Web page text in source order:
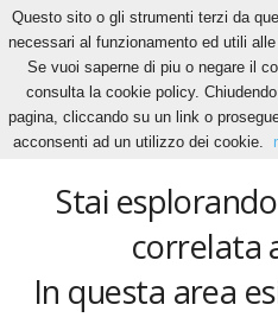
Home Tags Mr lee
Mr lee
Stai
correlata
In questa area
Questo sito o gli strumenti terzi da
necessari al funzionamento ed utili
Se vuoi saperne di piu o negare il
consulta la cookie policy.
pagina, cliccando su un link o
acconsenti ad un utilizzo dei cookie.